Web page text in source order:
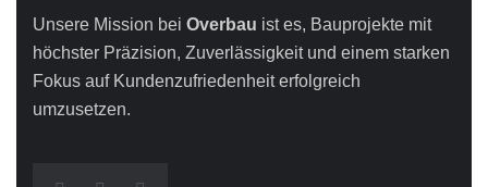
Unsere Mission bei Overbau ist es, Bauprojekte mit
höchster Präzision, Zuverlässigkeit und einem starken
Fokus auf Kundenzufriedenheit erfolgreich
umzusetzen.